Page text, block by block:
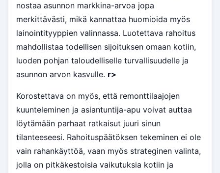
nostaa asunnon markkina-arvoa jopa
merkittävästi, mikä kannattaa huomioida myös
lainointityyppien valinnassa. Luotettava rahoitus
mahdollistaa todellisen sijoituksen omaan kotiin,
luoden pohjan taloudelliselle turvallisuudelle ja
asunnon arvon kasvulle. r>
Korostettava on myös, että remonttilaajojen
kuunteleminen ja asiantuntija-apu voivat auttaa
löytämään parhaat ratkaisut juuri sinun
tilanteeseesi. Rahoituspäätöksen tekeminen ei ole
vain rahankäyttöä, vaan myös strateginen valinta,
jolla on pitkäkestoisia vaikutuksia kotiin ja